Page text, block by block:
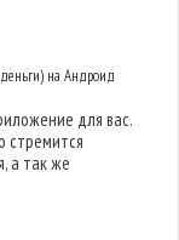
на Андроид
для вас.
стремится
а так же